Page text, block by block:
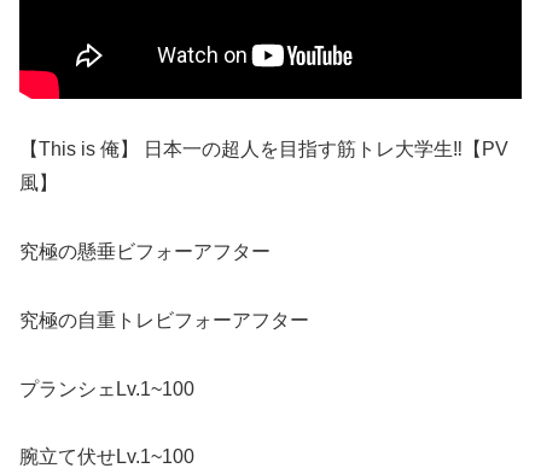
【This is 俺】 日本一の超人を目指す筋トレ大学生‼︎【PV
風】
究極の懸垂ビフォーアフター
究極の自重トレビフォーアフター
プランシェLv.1~100
腕立て伏せLv.1~100